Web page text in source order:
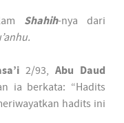
Shahih-nya dari
2/93,Abu Daud
ia berkata: “Hadits
hadits ini